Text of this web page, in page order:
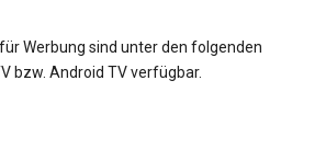
Werbung sind unter den folgenden
bzw. Android TV verfügbar.